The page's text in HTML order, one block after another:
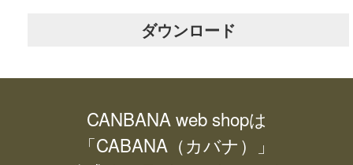
ダウンロード
CANBANA web shopは
「CABANA（カバナ）」